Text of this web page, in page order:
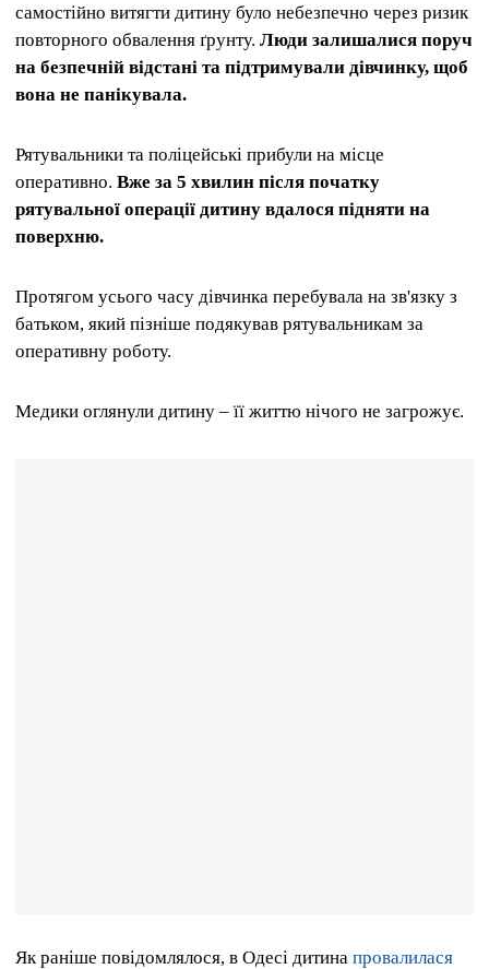
самостійно витягти дитину було небезпечно через ризик
повторного обвалення ґрунту. Люди залишалися поруч
на безпечній відстані та підтримували дівчинку, щоб
вона не панікувала.
Рятувальники та поліцейські прибули на місце
оперативно. Вже за 5 хвилин після початку
рятувальної операції дитину вдалося підняти на
поверхню.
Протягом усього часу дівчинка перебувала на зв'язку з
батьком, який пізніше подякував рятувальникам за
оперативну роботу.
Медики оглянули дитину – її життю нічого не загрожує.
Як раніше повідомлялося, в Одесі дитина провалилася